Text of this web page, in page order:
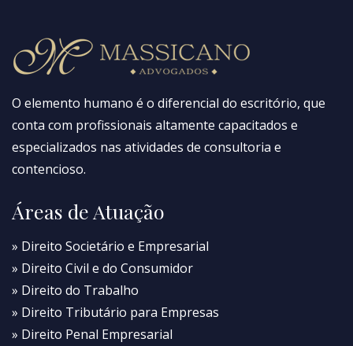
O elemento humano é o diferencial do escritório, que
conta com profissionais altamente capacitados e
especializados nas atividades de consultoria e
contencioso.
Áreas de Atuação
» Direito Societário e Empresarial
» Direito Civil e do Consumidor
» Direito do Trabalho
» Direito Tributário para Empresas
» Direito Penal Empresarial